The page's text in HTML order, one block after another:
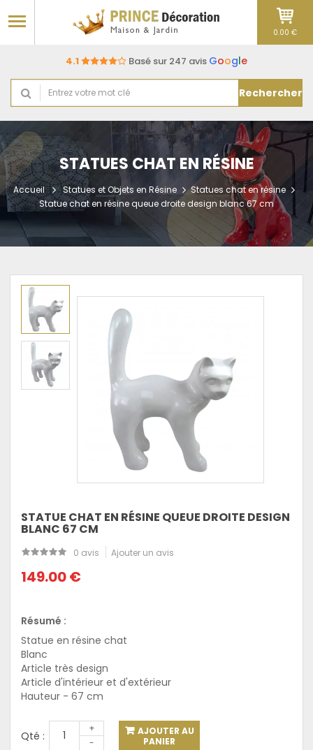
4.1 Basé sur 247 avis Google
Rechercher
0.00 €
STATUES CHAT EN RÉSINE
Accueil Statues et Objets en Résine
Statues chat en résine
Statue chat en résine queue droite design blanc 67 cm
STATUE CHAT EN RÉSINE QUEUE DROITE DESIGN
BLANC 67 CM
0 avis Ajouter un avis
149.00 €
Résumé :
Statue en résine chat
Blanc
Article très design
Article d'intérieur et d'extérieur
Hauteur - 67 cm
Qté :
+
-
AJOUTER AU
PANIER